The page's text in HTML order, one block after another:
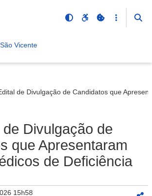
Vicente
de Divulgação de Candidatos que
Divulgação de
que Apresentaram
de Deficiência
15h58